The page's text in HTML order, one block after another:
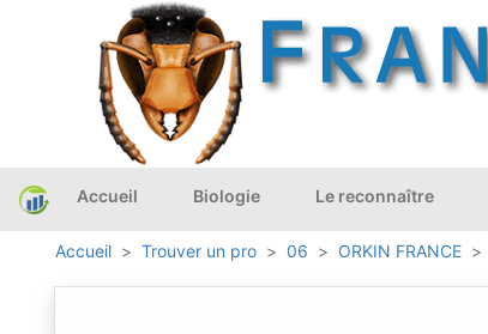
Accueil Biologie Le reconnaître
Accueil Trouver un pro 06 ORKIN FRANCE